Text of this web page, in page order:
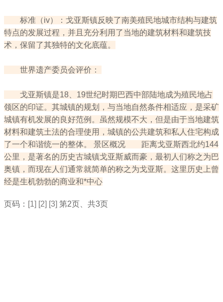
标准（iv）：戈亚斯镇反映了南美殖民地城市结构与建筑
特点的发展过程，并且充分利用了当地的建筑材料和建筑技
术，保留了其独特的文化底蕴。
世界遗产委员会评价：
戈亚斯镇是18、19世纪时期巴西中部陆地成为殖民地占
领区的印证。其城镇的规划，与当地自然条件相适应，是采矿
城镇有机发展的良好范例。虽然规模不大，但是由于当地建筑
材料和建筑土法的合理使用，城镇的公共建筑和私人住宅构成
了一个和谐统一的整体。 景区概况 距离戈亚斯西北约144
公里，是著名的历史古城镇戈亚斯威而豪，最初人们称之为巴
奥镇，而现在人们通常就简单的称之为戈亚斯。这里历史上曾
经是生机勃勃的商业和*中心
页码： [1] [2] [3] 第2页、共3页